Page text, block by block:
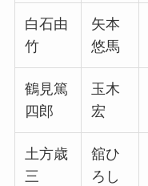
白石由
竹
矢本
悠馬
鶴見篤
四郎
玉木
宏
土方歳
三
舘ひ
ろし